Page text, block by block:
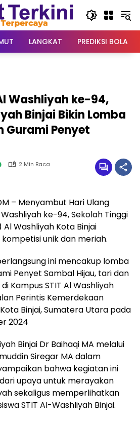
LANGKAT PREDIKSI BOLA
Washliyah ke-94,
Binjai Bikin Lomba
Gurami Penyet
2 Min Baca
– Menyambut Hari Ulang
ke-94, Sekolah Tinggi
Washliyah Kota Binjai
unik dan meriah.
ini mencakup lomba
Penyet Sambal Hijau, tari dan
Kampus STIT Al Washliyah
Perintis Kemerdekaan
Kota Binjai, Sumatera Utara pada
2024
Binjai Dr Baihaqi MA melalui
Siregar MA dalam
bahwa kegiatan ini
upaya untuk merayakan
sekaligus memperlihatkan
STIT Al-Washliyah Binjai.